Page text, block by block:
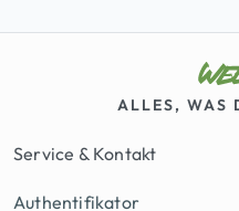
ALLES, WAS
Service & Kontakt
Authentifikator